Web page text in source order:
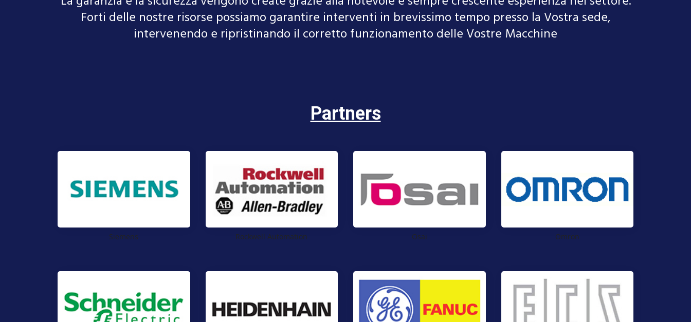
Forti delle nostre risorse possiamo garantire interventi in brevissimo tempo presso la Vostra sede,
intervenendo e ripristinando il corretto funzionamento delle Vostre Macchine
Partners
Siemens Rockwell Automation Osai Omron